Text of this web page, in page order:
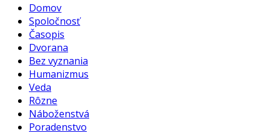
Domov
Spoločnosť
Časopis
Dvorana
Bez vyznania
Humanizmus
Veda
Rôzne
Náboženstvá
Poradenstvo